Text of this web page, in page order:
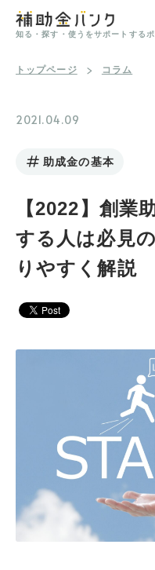
知る・探す・使うをサポートする
トップページ コラム
2021.04.09
助成金の基本
【2022】創業
する人は必見
りやすく解説